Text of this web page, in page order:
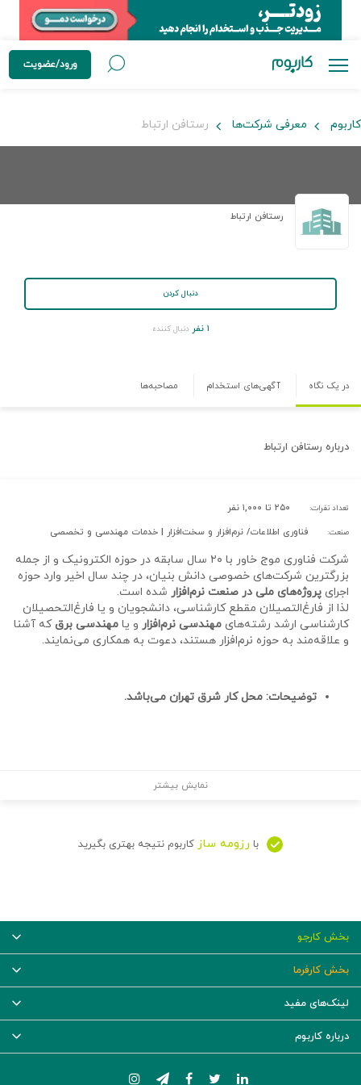
ورود/عضویت
کاربوم معرفی شرکت‌ها رستافن ارتباط
رستافن ارتباط
دنبال کردن
۱ نفر دنبال کننده
در یک نگاه آگهی‌های استخدام مصاحبه‌ها
درباره رستافن ارتباط
تعداد نفرات: ۲۵۰ تا ۱,۰۰۰ نفر
صنعت: فناوری اطلاعات/ نرم‌افزار و سخت‌افزار | خدمات مهندسی و تخصصی
شرکت فناوری موج خاور با ۲۰ سال سابقه در حوزه الکترونیک و از جمله
بزرگ‏ترین شرکت‏‌های خصوصی دانش بنیان، در چند سال اخیر وارد حوزه
اجرای پروژه‌های ملی در صنعت نرم‏‌افزار شده است.
لذا از فارغ‌التصیلان مقطع کارشناسی، دانشجویان و یا فارغ‌التحصیلان
کارشناسی ارشد رشته‌های مهندسی نرم‌افزار و یا مهندسی برقکه آشنا
و علاقه‌مند به حوزه نرم‌افزار هستند، دعوت به همکاری می‌نمایند.
توضیحات: محل کار شرق تهران می‌باشد.
نمایش بیشتر
با رزومه ساز کاربوم نتیجه بهتری بگیرید
بخش کارجو
بخش کارفرما
لینک‌های مفید
درباره کاربوم